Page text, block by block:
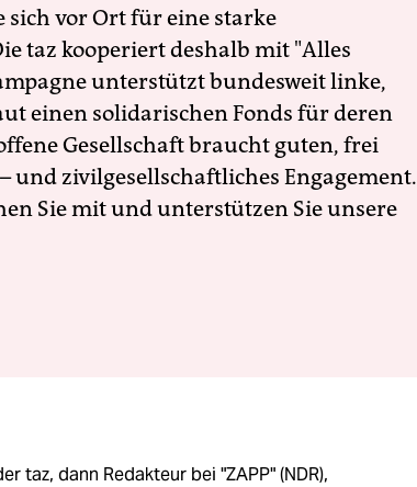
vor Ort für eine starke
taz kooperiert deshalb mit "Alles
unterstützt bundesweit linke,
einen solidarischen Fonds für deren
Gesellschaft braucht guten, frei
und zivilgesellschaftliches Engagement.
Sie mit und unterstützen Sie unsere
taz, dann Redakteur bei "ZAPP" (NDR),